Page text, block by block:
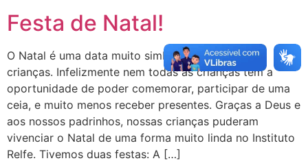
Festa de Natal!
O Natal é uma data muito simbólica para todas
crianças. Infelizmente nem todas as crianças tem a
oportunidade de poder comemorar, participar de uma
ceia, e muito menos receber presentes. Graças a Deus e
aos nossos padrinhos, nossas crianças puderam
vivenciar o Natal de uma forma muito linda no Instituto
Relfe. Tivemos duas festas: A […]